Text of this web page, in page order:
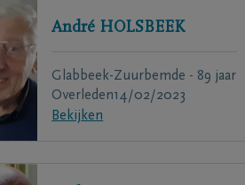
André HOLSBEEK
Glabbeek-Zuurbemde - 89 jaar
Overleden14/02/2023
Bekijken